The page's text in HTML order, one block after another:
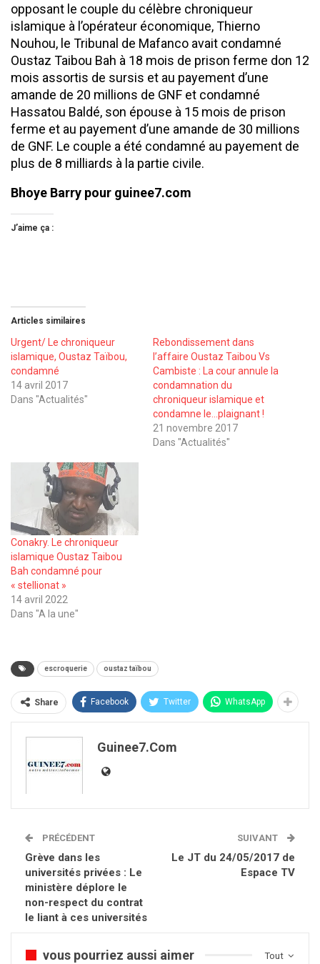
opposant le couple du célèbre chroniqueur
islamique à l’opérateur économique, Thierno
Nouhou, le Tribunal de Mafanco avait condamné
Oustaz Taibou Bah à 18 mois de prison ferme don 12
mois assortis de sursis et au payement d’une
amande de 20 millions de GNF et condamné
Hassatou Baldé, son épouse à 15 mois de prison
ferme et au payement d’une amande de 30 millions
de GNF. Le couple a été condamné au payement de
plus de 8 milliards à la partie civile.
Bhoye Barry pour guinee7.com
J’aime ça :
Articles similaires
Urgent/ Le chroniqueur
islamique, Oustaz Taïbou,
condamné
14 avril 2017
Dans "Actualités"
Rebondissement dans
l’affaire Oustaz Taibou Vs
Cambiste : La cour annule la
condamnation du
chroniqueur islamique et
condamne le…plaignant !
21 novembre 2017
Dans "Actualités"
Conakry. Le chroniqueur
islamique Oustaz Taibou
Bah condamné pour
« stellionat »
14 avril 2022
Dans "A la une"
escroquerie oustaz taïbou
Share Facebook Twitter WhatsApp
Guinee7.com
PRÉCÉDENT
Grève dans les
universités privées : Le
ministère déplore le
non-respect du contrat
le liant à ces universités
SUIVANT
Le JT du 24/05/2017 de
Espace TV
Tout
vous pourriez aussi aimer